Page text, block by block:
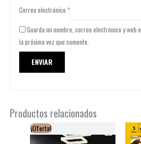
Correo electrónico *
Guarda mi nombre, correo electrónico y web
la próxima vez que comente.
Productos relacionados
¡Oferta!